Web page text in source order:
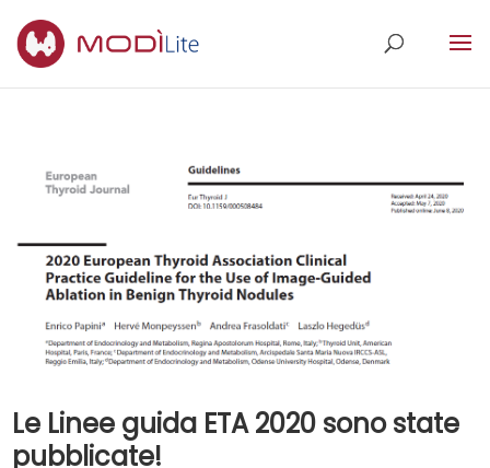
Le Linee guida ETA 2020 sono state
pubblicate!